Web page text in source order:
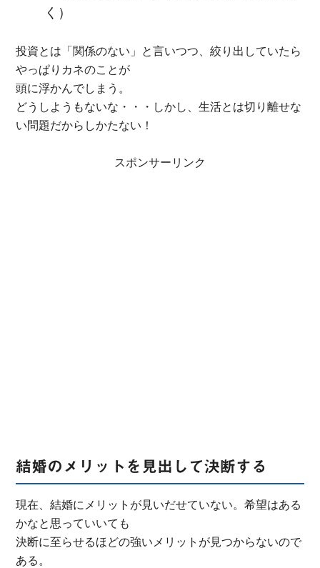
く）
投資とは「関係のない」と言いつつ、絞り出していたら
やっぱりカネのことが
頭に浮かんでしまう。
どうしようもないな・・・しかし、生活とは切り離せな
い問題だからしかたない！
スポンサーリンク
結婚のメリットを見出して決断する
現在、結婚にメリットが見いだせていない。希望はある
かなと思っていいても
決断に至らせるほどの強いメリットが見つからないので
ある。